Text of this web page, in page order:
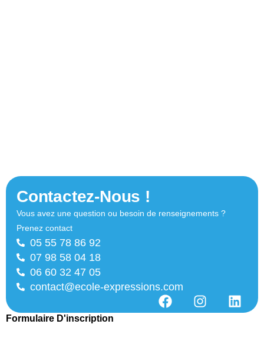
Contactez-Nous !
Vous avez une question ou besoin de renseignements ?
Prenez contact
05 55 78 86 92
07 98 58 04 18
06 60 32 47 05
contact@ecole-expressions.com
Formulaire D'inscription